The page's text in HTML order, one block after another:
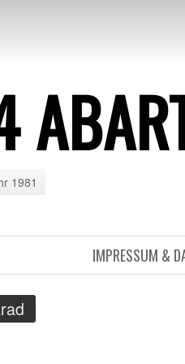
1981
IMPRESSUM &